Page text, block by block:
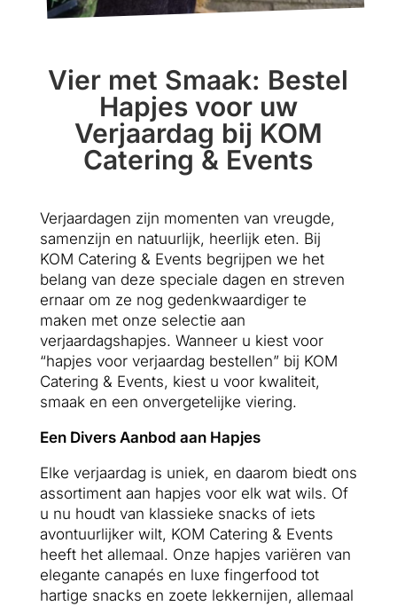
Vier met Smaak: Bestel
Hapjes voor uw
Verjaardag bij KOM
Catering & Events
Verjaardagen zijn momenten van vreugde,
samenzijn en natuurlijk, heerlijk eten. Bij
KOM Catering & Events begrijpen we het
belang van deze speciale dagen en streven
ernaar om ze nog gedenkwaardiger te
maken met onze selectie aan
verjaardagshapjes. Wanneer u kiest voor
“hapjes voor verjaardag bestellen” bij KOM
Catering & Events, kiest u voor kwaliteit,
smaak en een onvergetelijke viering.
Een Divers Aanbod aan Hapjes
Elke verjaardag is uniek, en daarom biedt ons
assortiment aan hapjes voor elk wat wils. Of
u nu houdt van klassieke snacks of iets
avontuurlijker wilt, KOM Catering & Events
heeft het allemaal. Onze hapjes variëren van
elegante canapés en luxe fingerfood tot
hartige snacks en zoete lekkernijen, allemaal